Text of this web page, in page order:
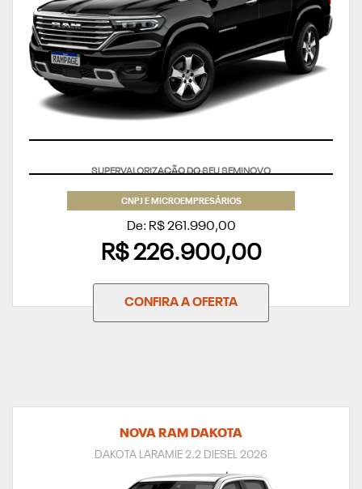
CNPJ E MICROEMPRESÁRIOS
De: R$ 261.990,00
R$ 226.900,00
CONFIRA A OFERTA
NOVA RAM DAKOTA
DAKOTA LARAMIE 2.2 DIESEL 2026